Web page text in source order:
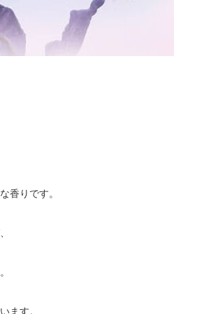
香りです。
ます。